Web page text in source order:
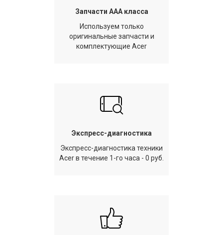
Запчасти AAA класса
Используем только
оригинальные запчасти и
комплектующие Acer
Экспресс-диагностика
Экспресс-диагностика техники
Acer в течение 1-го часа - 0 руб.